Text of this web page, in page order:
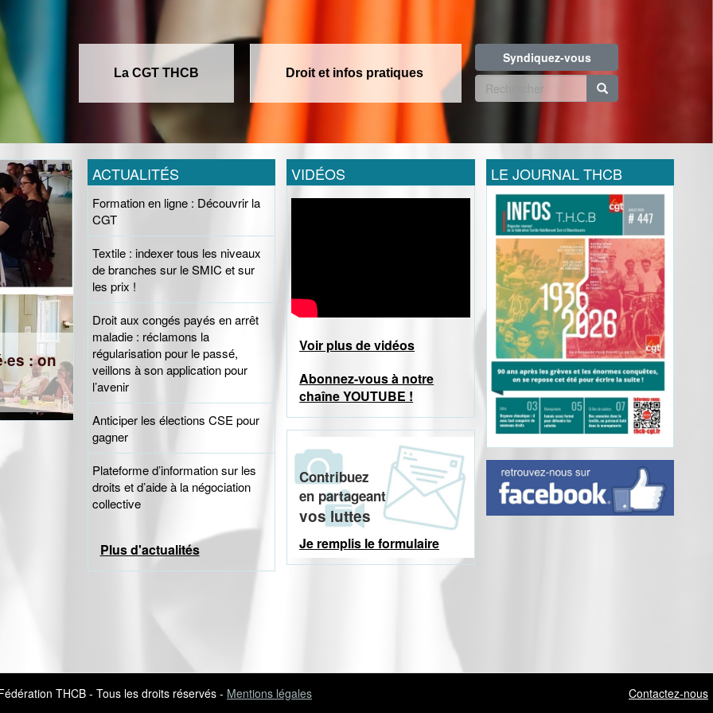
La CGT THCB Droit et infos pratiques
Syndiquez-vous
Formulaire
recherche
: on
ACTUALITÉS
Formation en ligne : Découvrir la
CGT
Textile : indexer tous les niveaux
de branches sur le SMIC et sur
les prix !
Droit aux congés payés en arrêt
maladie : réclamons la
régularisation pour le passé,
veillons à son application pour
l’avenir
Anticiper les élections CSE pour
gagner
Plateforme d’information sur les
droits et d’aide à la négociation
collective
Plus d'actualités
VIDÉOS
Voir plus de vidéos
Abonnez-vous à notre
chaîne YOUTUBE !
Contribuez
en partageant
vos luttes
Je remplis le formulaire
LE JOURNAL THCB
THCB - Tous les droits réservés - Mentions légales Contactez-nous